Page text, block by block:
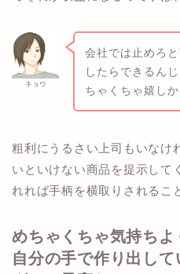
キョウ
会社では止めろ
したらできるん
ちゃくちゃ嬉しか
粗利にうるさい上司もいなけ
いといけない商品を提示して
れれば手柄を横取りされるこ
めちゃくちゃ気持ち
自分の手で作り出し